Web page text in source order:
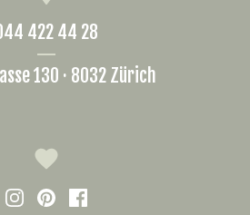
422 44 28
130 · 8032 Zürich